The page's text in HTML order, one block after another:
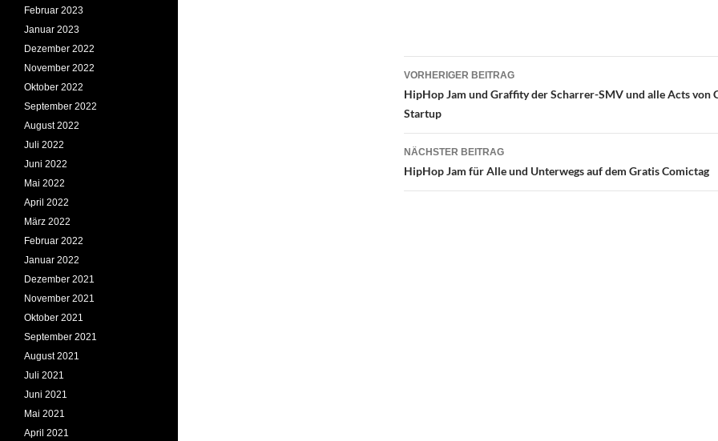
Beitragsnavigation
VORHERIGER BEITRAG
HipHop Jam und Graffity der Scharrer-SMV und alle Acts von
Startup
NÄCHSTER BEITRAG
HipHop Jam für Alle und Unterwegs auf dem Gratis Comictag
Februar 2023
Januar 2023
Dezember 2022
November 2022
Oktober 2022
September 2022
August 2022
Juli 2022
Juni 2022
Mai 2022
April 2022
März 2022
Februar 2022
Januar 2022
Dezember 2021
November 2021
Oktober 2021
September 2021
August 2021
Juli 2021
Juni 2021
Mai 2021
April 2021